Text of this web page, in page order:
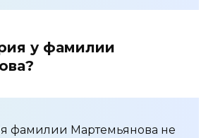
у фамилии
фамилии Мартемьянова не